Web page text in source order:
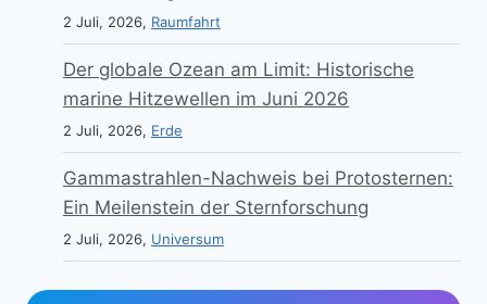
2 Juli, 2026, Raumfahrt
Der globale Ozean am Limit: Historische
marine Hitzewellen im Juni 2026
2 Juli, 2026, Erde
Gammastrahlen-Nachweis bei Protosternen:
Ein Meilenstein der Sternforschung
2 Juli, 2026, Universum